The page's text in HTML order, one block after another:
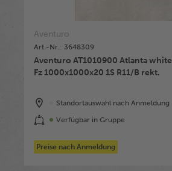
Aventuro
Art.-Nr.: 3648309
Aventuro AT1010900 Atlanta white
Fz 1000x1000x20 1S R11/B rekt.
Standortauswahl nach Anmeldung
Verfügbar in Gruppe
Preise nach Anmeldung